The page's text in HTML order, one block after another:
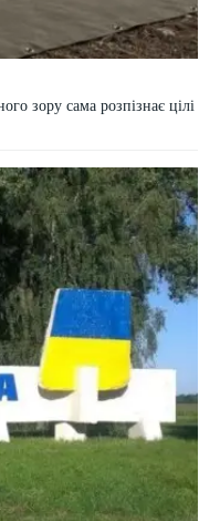
зору сама розпізнає цілі